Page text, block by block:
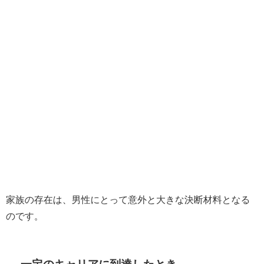
家族の存在は、男性にとって意外と大きな決断材料となる
のです。